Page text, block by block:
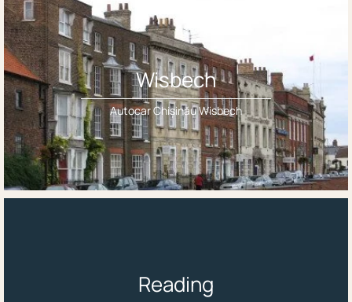
Wisbech
Autocar Chișinău Wisbech
Reading